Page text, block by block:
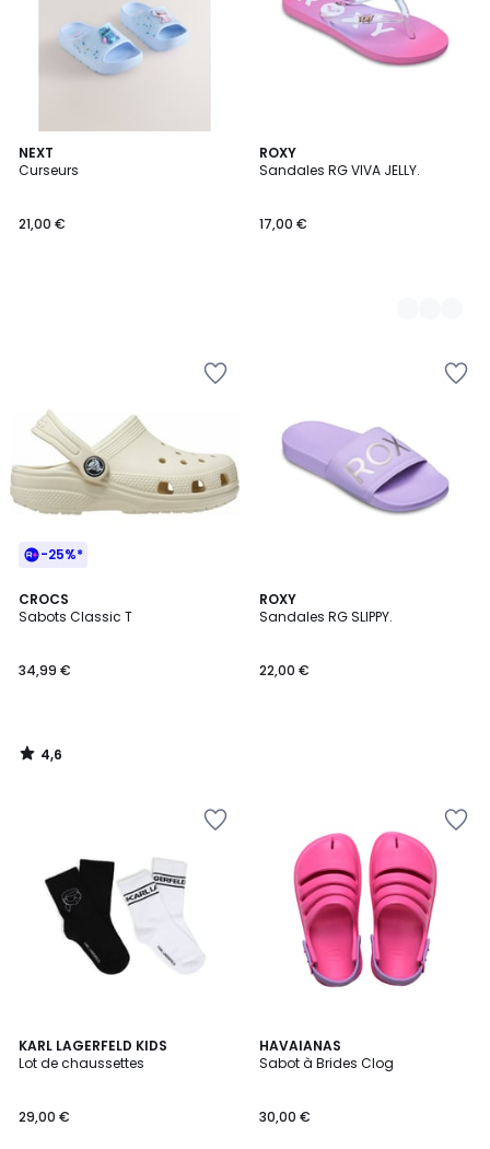
NEXT
Curseurs
21,00 €
ROXY
Sandales RG VIVA JELLY.
17,00 €
3
Couleurs
-25%*
CROCS
Sabots Classic T
34,99 €
4,6
/ 5
4,6
/
ROXY
Sandales RG SLIPPY.
22,00 €
KARL LAGERFELD KIDS
Lot de chaussettes
29,00 €
HAVAIANAS
Sabot à Brides Clog
30,00 €